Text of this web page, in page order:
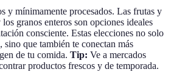
y mínimamente procesados. Las frutas y
granos enteros son opciones ideales
consciente. Estas elecciones no solo
sino que también te conectan más
de tu comida. Tip: Ve a mercados
productos frescos y de temporada.